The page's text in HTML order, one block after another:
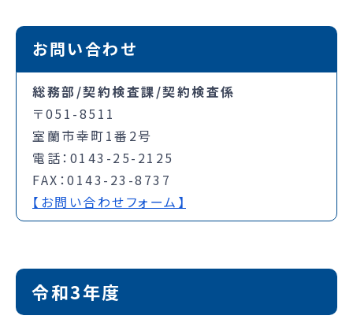
お問い合わせ
総務部/契約検査課/契約検査係
〒051-8511
室蘭市幸町1番2号
電話：0143-25-2125
FAX：0143-23-8737
【お問い合わせフォーム】
令和3年度